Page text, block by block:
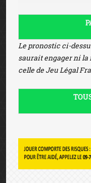
Le pronostic ci-
saurait engager ni la
celle de Jeu Légal